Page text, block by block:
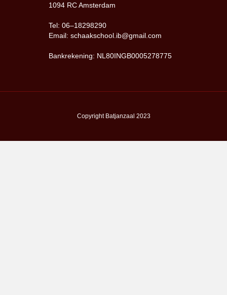
1094 RC Amsterdam
Tel: 06–18298290
Email: schaakschool.ib@gmail.com
Bankrekening: NL80INGB0005278775
Copyright Batjanzaal 2023